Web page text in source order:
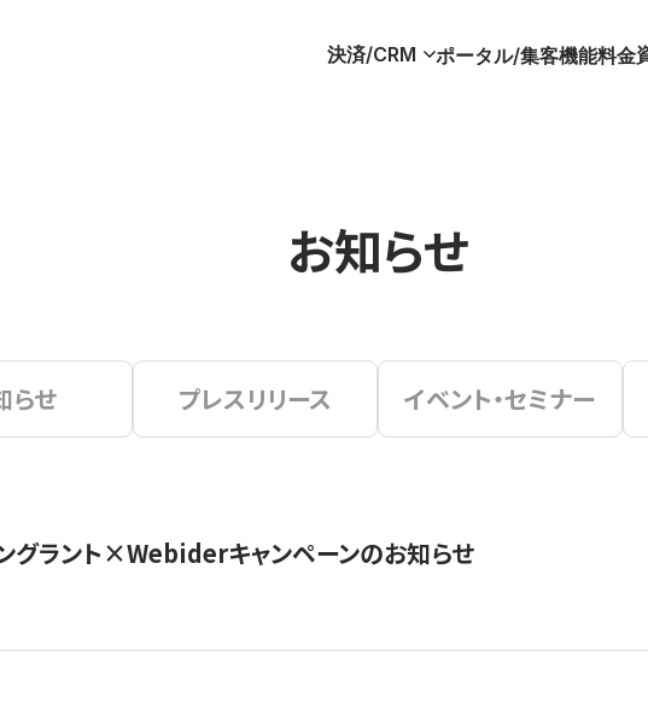
決済/CRM ポータル/集客機能料金
お知らせ
らせ プレスリリース イベント・セミナー
グラント×Webiderキャンペーンのお知らせ